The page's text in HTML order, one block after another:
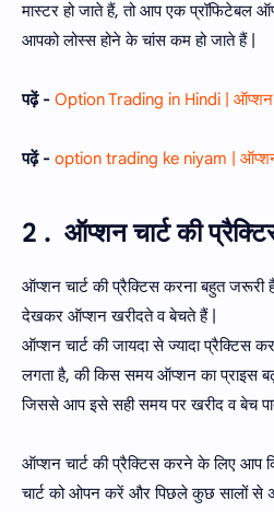
मास्टर हो जाते हैं, तो आप एक प्रॉफिटेबल
आपको लोस्स होने के चांस कम हो जाते हैं |
पढ़ें - Option Trading in Hindi | ऑप्शन
पढ़ें - option trading ke niyam |
2 . ऑप्शन चार्ट की
ऑप्शन चार्ट की प्रैक्टिस करना बहुत जरूरी
देखकर ऑप्शन खरीदते व बेचते हैं |
ऑप्शन चार्ट की जायदा से ज्यादा
लगता है, की किस समय ऑप्शन का प्राइस
जिससे आप इसे सही समय पर खरीद व बेच
ऑप्शन चार्ट की प्रैक्टिस करने के लिए आप
चार्ट को ओपन करें और पिछले कुछ सालों से